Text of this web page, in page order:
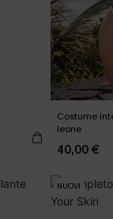
Costume
leone
40,00 €
NUOVI